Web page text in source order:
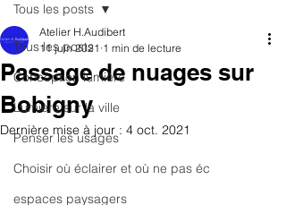
Tous les posts
Conception lumière
Lumière sur la ville
Penser les usages
Choisir où éclairer et où ne pas éc
espaces paysagers
Tous les posts
Passage de nuages sur
Bobigny
Atelier H.Audibert
11 juin 2021 1 min de lecture
Dernière mise à jour : 4 oct. 2021